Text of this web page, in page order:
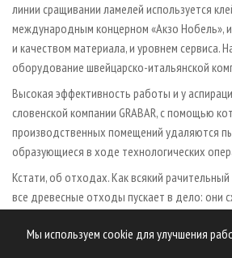
Мы используем cookie для улучшения
линии сращивании ламелей используется
международным концерном «Акзо Нобель»,
и качеством материала, и уровнем сервиса.
оборудование швейцарско-итальянской
Высокая эффективность работы и у
словенской компании GRABAR, с помощью
производственных помещений удаляются
образующиеся в ходе технологических
Кстати, об отходах. Как всякий
все древесные отходы пускает в дело: они
оборудования, поставленного на ПСП